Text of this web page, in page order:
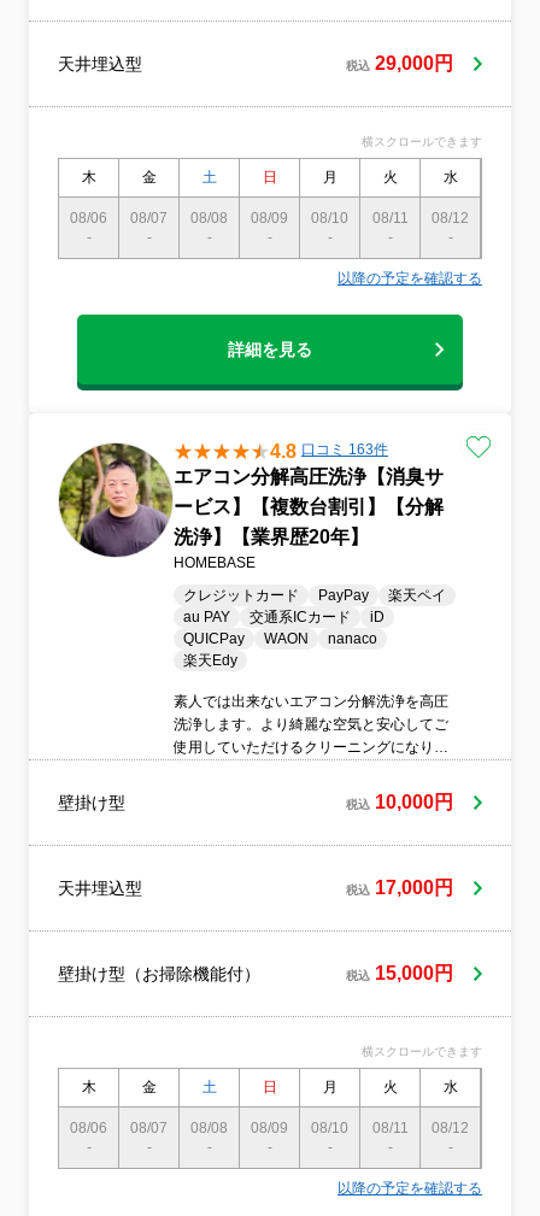
しながら、しっかりと中性に戻します。こ
(熱交換器)が痛みます。また、中性洗剤を使
ルカリ性洗剤と比較すると、洗浄力は落ち
天井埋込型 税込 29,000円
横スクロールできます
木 金 土 日 月 火 水
08/06
-
08/07
-
08/08
-
08/09
-
08/10
-
08/11
-
08/12
-
以降の予定を確認する
詳細を見る
4.8 口コミ 163件
エアコン分解高圧洗浄【消臭サ
ービス】【複数台割引】【分解
洗浄】【業界歴20年】
HOMEBASE
クレジットカード
PayPay
楽天ペイ
au PAY
交通系ICカード
iD
QUICPay
WAON
nanaco
楽天Edy
素人では出来ないエアコン分解洗浄を高圧
洗浄します。より綺麗な空気と安心してご
使用していただけるクリーニングになりま
壁掛け型 税込 10,000円
天井埋込型 税込 17,000円
壁掛け型（お掃除機能付） 税込 15,000円
横スクロールできます
木 金 土 日 月 火 水
08/06
-
08/07
-
08/08
-
08/09
-
08/10
-
08/11
-
08/12
-
以降の予定を確認する